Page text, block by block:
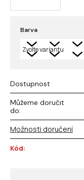
Barva
Dostupnost
Můžeme doručit
do:
Možnosti doručení
Kód: